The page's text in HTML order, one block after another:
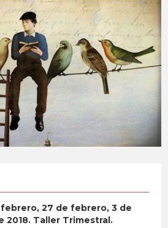
27 de febrero, 3 de
2018. Taller Trimestral.